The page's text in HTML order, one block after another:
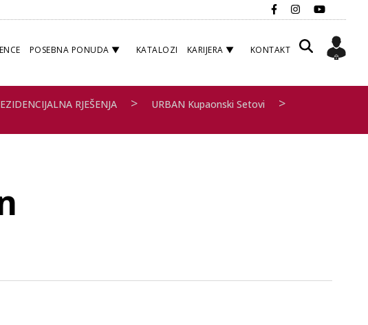
POSEBNA PONUDA KATALOZI KARIJERA KONTAKT
RJEŠENJA > URBAN Kupaonski Setovi >